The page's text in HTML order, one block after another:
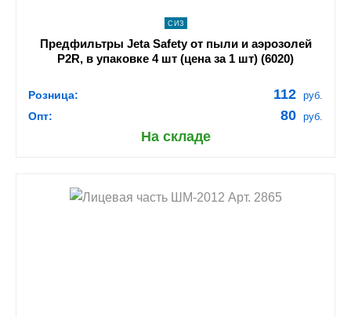
СИЗ
Предфильтры Jeta Safety от пыли и аэрозолей
P2R, в упаковке 4 шт (цена за 1 шт) (6020)
Розница: 112 руб.
Опт: 80 руб.
На складе
shopping_cart В КОРЗИНУ